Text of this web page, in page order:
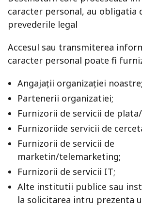
caracter personal, au obligatia
prevederile legal
Accesul sau transmiterea
caracter personal poate fi
Angajații organizației noastre;
Partenerii organizatiei;
Furnizorii de servicii de
Furnizoriide servicii de
Furnizorii de servicii de
marketin/telemarketing;
Furnizorii de servicii IT;
Alte institutii publice sau
la solicitarea intru prezenta